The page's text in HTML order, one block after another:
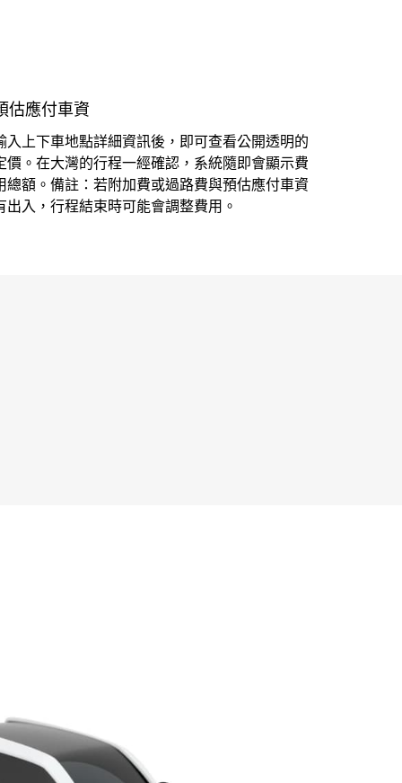
估應付車資
入上下車地點詳細資訊後，即可查看公開透明的
價。在大灣的行程一經確認，系統隨即會顯示費
總額。備註：若附加費或過路費與預估應付車資
出入，行程結束時可能會調整費用。